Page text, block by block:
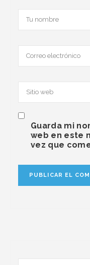
Guarda mi
web en este
vez que